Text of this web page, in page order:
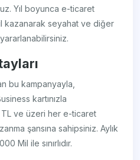
Yıl boyunca e-ticaret
kazanarak seyahat ve diğer
yararlanabilirsiniz.
bu kampanyayla,
kartınızla
ve üzeri her e-ticaret
şansına sahipsiniz. Aylık
Mil ile sınırlıdır.